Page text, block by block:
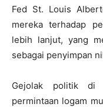
Fed St. Louis
mereka terhadap
lebih lanjut, yang
sebagai penyimpan
Gejolak politik di
permintaan logam